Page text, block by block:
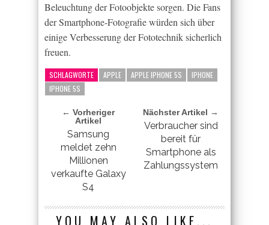
Beleuchtung der Fotoobjekte sorgen. Die Fans
der Smartphone-Fotografie würden sich über
einige Verbesserung der Fototechnik sicherlich
freuen.
SCHLAGWORTE APPLE APPLE IPHONE 5S
IPHONE
IPHONE 5S
← Vorheriger
Artikel
Samsung
meldet zehn
Millionen
verkaufte Galaxy
S4
Nächster Artikel →
Verbraucher sind
bereit für
Smartphone als
Zahlungssystem
YOU MAY ALSO LIKE...